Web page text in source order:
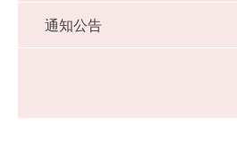
通知公告